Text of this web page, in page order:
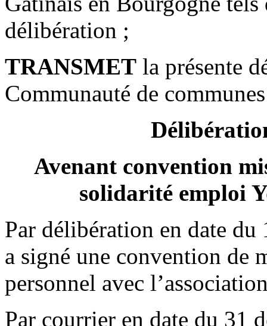
délibération ;
TRANSMET la présente
Communauté de
Avenant convention
solidarité emploi
Par délibération en date
a signé une convention de
personnel avec
Par courrier en date du 31